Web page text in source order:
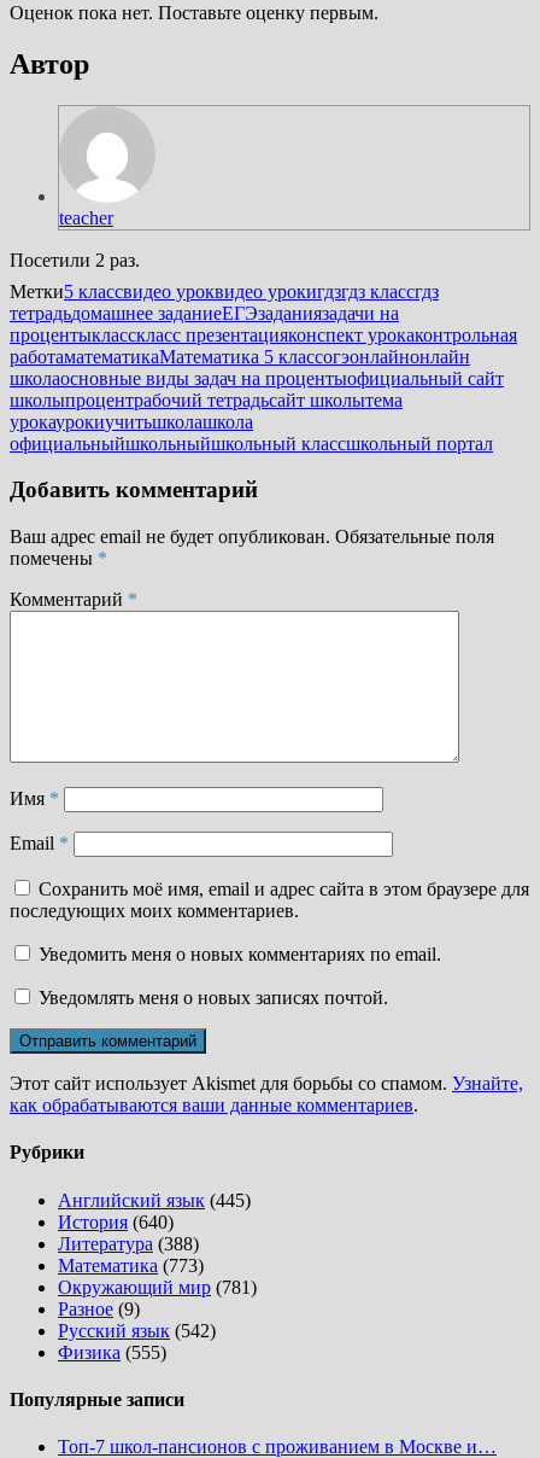
Оценок пока нет. Поставьте оценку первым.
Автор
teacher
Посетили 2 раз.
Метки5 классвидео уроквидео урокигдзгдз классгдз
тетрадьдомашнее заданиеЕГЭзаданиязадачи на
процентыкласскласс презентацияконспект урокаконтрольная
работаматематикаМатематика 5 классогэонлайнонлайн
школаосновные виды задач на процентыофициальный сайт
школыпроцентрабочий тетрадьсайт школытема
урокаурокиучитьшколашкола
официальныйшкольныйшкольный классшкольный портал
Добавить комментарий
Ваш адрес email не будет опубликован. Обязательные поля
помечены *
Комментарий *
Имя *
Email *
Сохранить моё имя, email и адрес сайта в этом браузере для
последующих моих комментариев.
Уведомить меня о новых комментариях по email.
Уведомлять меня о новых записях почтой.
Этот сайт использует Akismet для борьбы со спамом. Узнайте,
как обрабатываются ваши данные комментариев.
Рубрики
Английский язык (445)
История (640)
Литература (388)
Математика (773)
Окружающий мир (781)
Разное (9)
Русский язык (542)
Физика (555)
Популярные записи
Топ-7 школ-пансионов с проживанием в Москве и…